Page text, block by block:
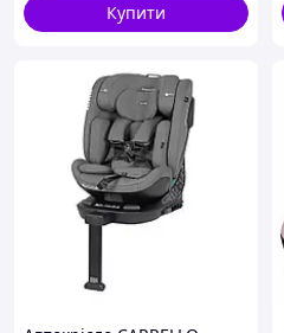
Купити